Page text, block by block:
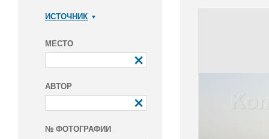
ИСТОЧНИК
МЕСТО
АВТОР
№ ФОТОГРАФИИ